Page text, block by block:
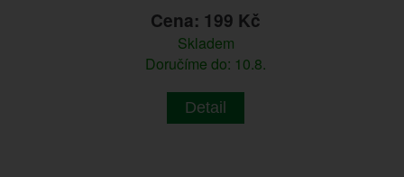
Cena: 199 Kč
Skladem
Doručíme do: 10.8.
Detail